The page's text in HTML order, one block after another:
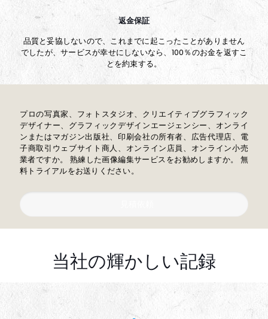
返金保証
品質と妥協しないので、これまでに起こったことがありません
でしたが、サービスが幸せにしないなら、100％のお金を返すこ
とを約束する。
プロの写真家、フォトスタジオ、クリエイティブグラフィック
デザイナー、グラフィックデザインエージェンシー、オンライ
ンまたはマガジン出版社、印刷会社の所有者、広告代理店、電
子商取引ウェブサイト商人、オンライン店員、オンライン小売
業者ですか。 熟練した画像編集サービスをお勧めしますか。 無
料トライアルをお送りください。
当社の輝かしい記録